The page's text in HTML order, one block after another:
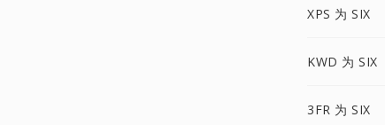
XPS 为 SIX
KWD 为 SIX
3FR 为 SIX